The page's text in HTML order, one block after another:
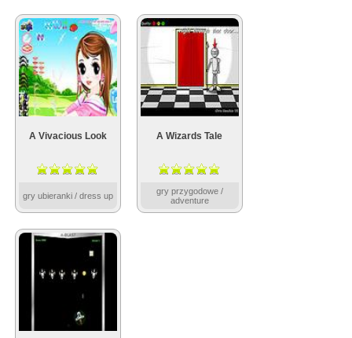
A Vivacious Look
gry ubieranki / dress up
A Wizards Tale
gry przygodowe /
adventure